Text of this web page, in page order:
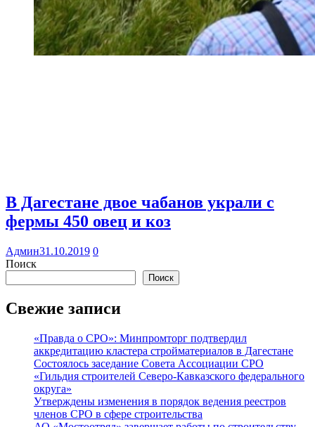
В Дагестане двое чабанов украли с
фермы 450 овец и коз
Админ31.10.2019 0
Поиск
Поиск
Свежие записи
«Правда о СРО»: Минпромторг подтвердил
аккредитацию кластера стройматериалов в Дагестане
Состоялось заседание Совета Ассоциации СРО
«Гильдия строителей Северо-Кавказского федерального
округа»
Утверждены изменения в порядок ведения реестров
членов СРО в сфере строительства